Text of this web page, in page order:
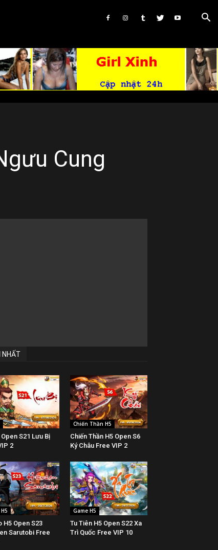
Cung
NHẤT
Open S21 Lưu Bị
2
Chiến Thần H5
Chiến Thần H5 Open S6
Ký Châu Free VIP 2
H5 Open S23
Sarutobi Free
Game H5
Tu Tiên H5 Open S22 Xa
Trì Quốc Free VIP 10